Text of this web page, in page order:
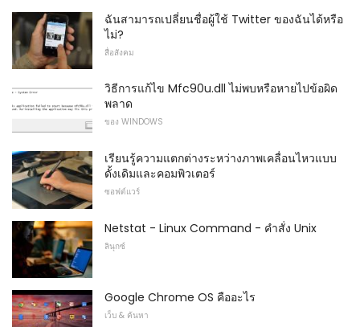
ฉันสามารถเปลี่ยนชื่อผู้ใช้ Twitter ของฉันได้หรือ
ไม่?
สื่อสังคม
วิธีการแก้ไข Mfc90u.dll ไม่พบหรือหายไปข้อผิด
พลาด
ของ WINDOWS
เรียนรู้ความแตกต่างระหว่างภาพเคลื่อนไหวแบบ
ดั้งเดิมและคอมพิวเตอร์
ซอฟต์แวร์
Netstat - Linux Command - คำสั่ง Unix
ลินุกซ์
Google Chrome OS คืออะไร
เว็บ & ค้นหา